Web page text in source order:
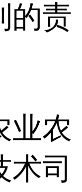
的责
业农
司